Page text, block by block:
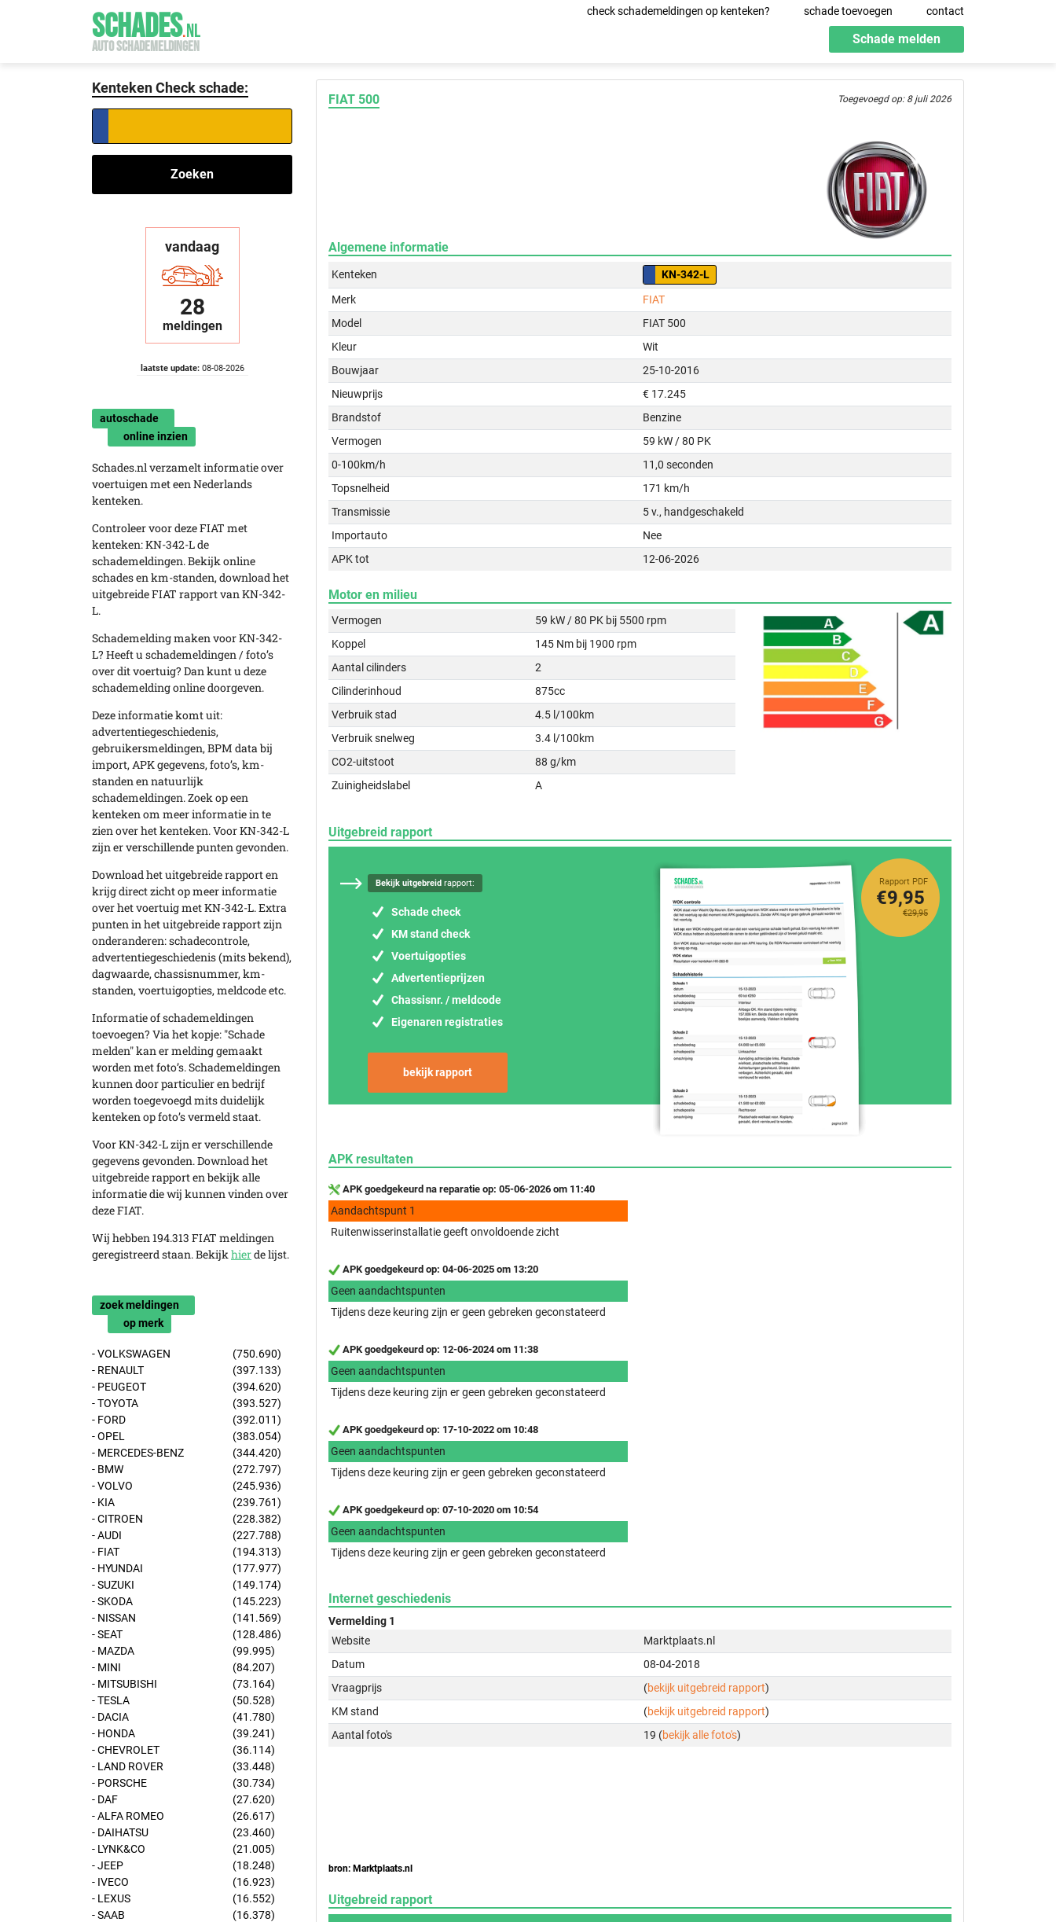
SCHADES.NL
AUTO SCHADEMELDINGEN
check schademeldingen op kenteken? schade toevoegen contact
Schade melden
Kenteken Check schade:
Zoeken
vandaag
28
meldingen
laatste update:08-08-2026
autoschade
online inzien
Schades.nl verzamelt informatie over
voertuigen met een Nederlands
kenteken.
Controleer voor deze FIAT met
kenteken: KN-342-L de
schademeldingen. Bekijk online
schades en km-standen, download het
uitgebreide FIAT rapport van KN-342-
L.
Schademelding maken voor KN-342-
L? Heeft u schademeldingen / foto’s
over dit voertuig? Dan kunt u deze
schademelding online doorgeven.
Deze informatie komt uit:
advertentiegeschiedenis,
gebruikersmeldingen, BPM data bij
import, APK gegevens, foto’s, km-
standen en natuurlijk
schademeldingen. Zoek op een
kenteken om meer informatie in te
zien over het kenteken. Voor KN-342-L
zijn er verschillende punten gevonden.
Download het uitgebreide rapport en
krijg direct zicht op meer informatie
over het voertuig met KN-342-L. Extra
punten in het uitgebreide rapport zijn
onderanderen: schadecontrole,
advertentiegeschiedenis (mits bekend),
dagwaarde, chassisnummer, km-
standen, voertuigopties, meldcode etc.
Informatie of schademeldingen
toevoegen? Via het kopje: "Schade
melden" kan er melding gemaakt
worden met foto’s. Schademeldingen
kunnen door particulier en bedrijf
worden toegevoegd mits duidelijk
kenteken op foto’s vermeld staat.
Voor KN-342-L zijn er verschillende
gegevens gevonden. Download het
uitgebreide rapport en bekijk alle
informatie die wij kunnen vinden over
deze FIAT.
Wij hebben 194.313 FIAT meldingen
geregistreerd staan. Bekijkhierde lijst.
zoek meldingen
op merk
- VOLKSWAGEN
(750.690)
- RENAULT
(397.133)
- PEUGEOT
(394.620)
- TOYOTA
(393.527)
- FORD
(392.011)
- OPEL
(383.054)
- MERCEDES-BENZ
(344.420)
- BMW
(272.797)
- VOLVO
(245.936)
- KIA
(239.761)
- CITROEN
(228.382)
- AUDI
(227.788)
- FIAT
(194.313)
- HYUNDAI
(177.977)
- SUZUKI
(149.174)
- SKODA
(145.223)
- NISSAN
(141.569)
- SEAT
(128.486)
- MAZDA
(99.995)
- MINI
(84.207)
- MITSUBISHI
(73.164)
- TESLA
(50.528)
- DACIA
(41.780)
- HONDA
(39.241)
- CHEVROLET
(36.114)
- LAND ROVER
(33.448)
- PORSCHE
(30.734)
- DAF
(27.620)
- ALFA ROMEO
(26.617)
- DAIHATSU
(23.460)
- LYNK&CO
(21.005)
- JEEP
(18.248)
- IVECO
(16.923)
- LEXUS
(16.552)
- SAAB
(16.378)
FIAT 500 Toegevoegd op: 8 juli 2026
Algemene informatie
Kenteken
KN-342-L
Merk
FIAT
Model
FIAT 500
Kleur
Wit
Bouwjaar
25-10-2016
Nieuwprijs
€ 17.245
Brandstof
Benzine
Vermogen
59 kW / 80 PK
0-100km/h
11,0 seconden
Topsnelheid
171 km/h
Transmissie
5 v., handgeschakeld
Importauto
Nee
APK tot
12-06-2026
Motor en milieu
Vermogen
59 kW / 80 PK bij 5500 rpm
Koppel
145 Nm bij 1900 rpm
Aantal cilinders
2
Cilinderinhoud
875cc
Verbruik stad
4.5 l/100km
Verbruik snelweg
3.4 l/100km
CO2-uitstoot
88 g/km
Zuinigheidslabel
A
Uitgebreid rapport
Bekijk uitgebreid rapport:
Schade check
KM stand check
Voertuigopties
Advertentieprijzen
Chassisnr. / meldcode
Eigenaren registraties
bekijk rapport
Rapport PDF
€29,95
€9,95
APK resultaten
APK goedgekeurd na reparatie op: 05-06-2026 om 11:40
Aandachtspunt 1
Ruitenwisserinstallatie geeft onvoldoende zicht
APK goedgekeurd op: 04-06-2025 om 13:20
Geen aandachtspunten
Tijdens deze keuring zijn er geen gebreken geconstateerd
APK goedgekeurd op: 12-06-2024 om 11:38
Geen aandachtspunten
Tijdens deze keuring zijn er geen gebreken geconstateerd
APK goedgekeurd op: 17-10-2022 om 10:48
Geen aandachtspunten
Tijdens deze keuring zijn er geen gebreken geconstateerd
APK goedgekeurd op: 07-10-2020 om 10:54
Geen aandachtspunten
Tijdens deze keuring zijn er geen gebreken geconstateerd
Internet geschiedenis
Vermelding 1
Website
Marktplaats.nl
Datum
08-04-2018
Vraagprijs
(bekijk uitgebreid rapport)
KM stand
(bekijk uitgebreid rapport)
Aantal foto's
19 (bekijk alle foto's)
bron: Marktplaats.nl
Uitgebreid rapport